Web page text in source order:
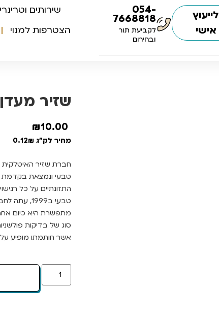
054-
7668818
לקביעת תור
ובחירום
לייעוץ
אישי
שירותים
הצטרפות למנוי
שזיר מעדן
10.00
₪
מחיר לק"ג 0.12₪
טבעי ונמצאת בקדמת
מתפשרת היא כיום
אשר חותמתו מופיע